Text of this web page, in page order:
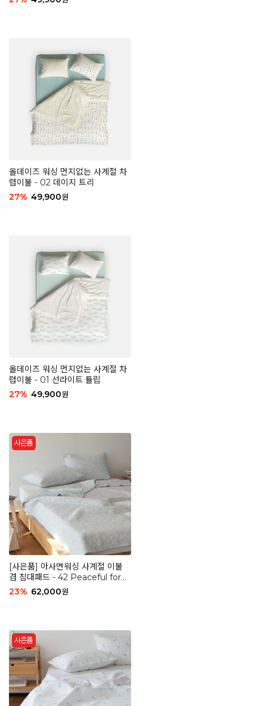
올데이즈 워싱 먼지없는 사계절 차
렵이불 - 02 데이지 트리
27% 49,900원
올데이즈 워싱 먼지없는 사계절 차
렵이불 - 01 선라이트 튤립
27% 49,900원
[사은품] 아사면워싱 사계절 이불
겸 침대패드 - 42 Peaceful fores
t
23% 62,000원